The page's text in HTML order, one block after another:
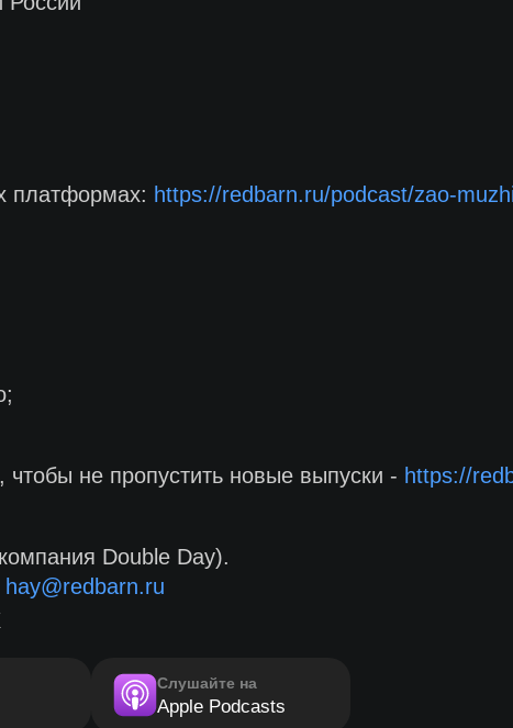
платформах: https://redbarn.ru/podcast/zao-
не пропустить новые выпуски - https://
Double Day).
hay@redbarn.ru
Слушайте на
Apple Podcasts